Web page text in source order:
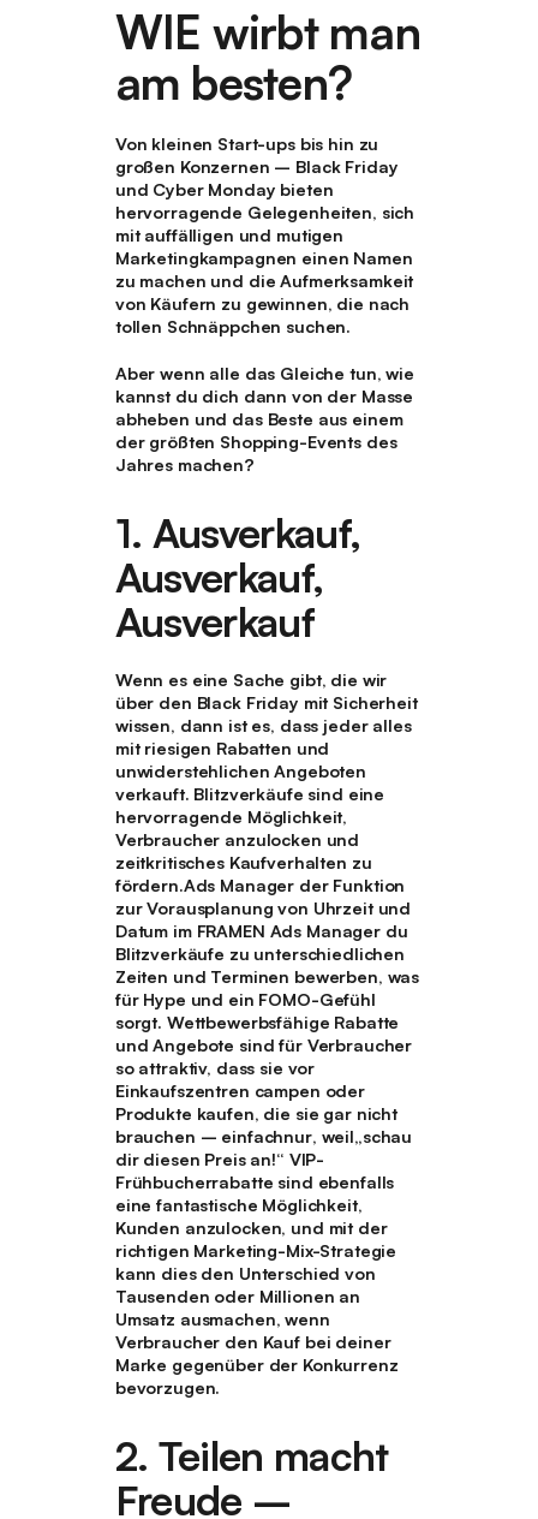
WIE wirbt man
am besten?
Von kleinen Start-ups bis hin zu
großen Konzernen – Black Friday
und Cyber Monday bieten
hervorragende Gelegenheiten, sich
mit auffälligen und mutigen
Marketingkampagnen einen Namen
zu machen und die Aufmerksamkeit
von Käufern zu gewinnen, die nach
tollen Schnäppchen suchen.
Aber wenn alle das Gleiche tun, wie
kannst du dich dann von der Masse
abheben und das Beste aus einem
der größten Shopping-Events des
Jahres machen?
1. Ausverkauf,
Ausverkauf,
Ausverkauf
Wenn es eine Sache gibt, die wir
über den Black Friday mit Sicherheit
wissen, dann ist es, dass jeder alles
mit riesigen Rabatten und
unwiderstehlichen Angeboten
verkauft. Blitzverkäufe sind eine
hervorragende Möglichkeit,
Verbraucher anzulocken und
zeitkritisches Kaufverhalten zu
fördern.Ads Manager der Funktion
zur Vorausplanung von Uhrzeit und
Datum im FRAMEN Ads Manager du
Blitzverkäufe zu unterschiedlichen
Zeiten und Terminen bewerben, was
für Hype und ein FOMO-Gefühl
sorgt. Wettbewerbsfähige Rabatte
und Angebote sind für Verbraucher
so attraktiv, dass sie vor
Einkaufszentren campen oder
Produkte kaufen, die sie gar nicht
brauchen – einfachnur, weil„schau
dir diesen Preis an!“ VIP-
Frühbucherrabatte sind ebenfalls
eine fantastische Möglichkeit,
Kunden anzulocken, und mit der
richtigen Marketing-Mix-Strategie
kann dies den Unterschied von
Tausenden oder Millionen an
Umsatz ausmachen, wenn
Verbraucher den Kauf bei deiner
Marke gegenüber der Konkurrenz
bevorzugen.
2. Teilen macht
Freude –